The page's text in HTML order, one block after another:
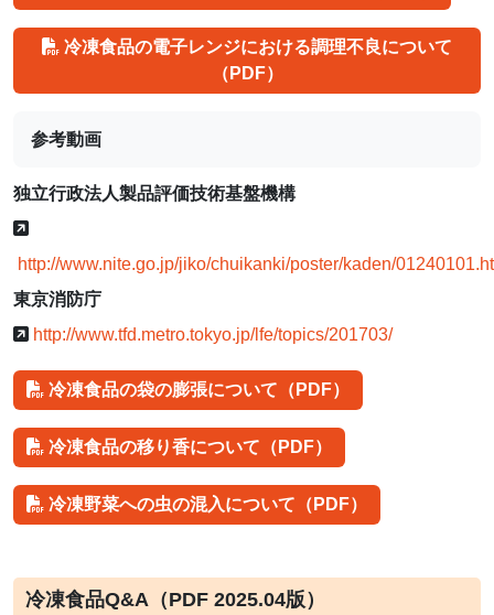
冷凍食品の電子レンジにおける調理不良について
（PDF）
参考動画
独立行政法人製品評価技術基盤機構
http://www.nite.go.jp/jiko/chuikanki/poster/kaden/
東京消防庁
http://www.tfd.metro.tokyo.jp/lfe/topics/201703/
冷凍食品の袋の膨張について（PDF）
冷凍食品の移り香について（PDF）
冷凍野菜への虫の混入について（PDF）
冷凍食品Q&A（PDF 2025.04版）